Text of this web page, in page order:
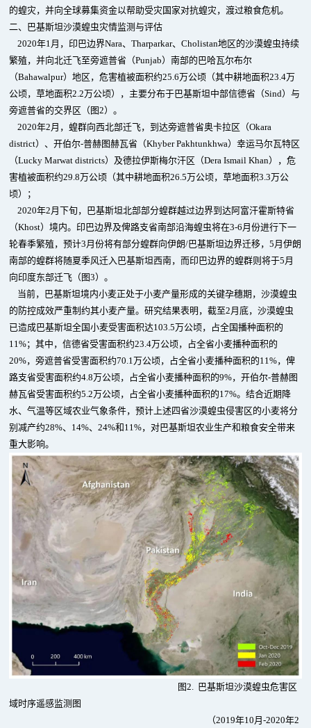
的蝗灾，并向全球募集资金以帮助受灾国家对抗蝗灾，渡过粮食危机。
二、巴基斯坦沙漠蝗虫灾情监测与评估
2020年1月，印巴边界Nara、Tharparkar、Cholistan地区的沙漠蝗虫持续
繁殖，并向北迁飞至旁遮普省（Punjab）南部的巴哈瓦尔布尔
（Bahawalpur）地区，危害植被面积约25.6万公顷（其中耕地面积23.4万
公顷，草地面积2.2万公顷），主要分布于巴基斯坦中部信德省（Sind）与
旁遮普省的交界区（图2）。
2020年2月，蝗群向西北部迁飞，到达旁遮普省奥卡拉区（Okara
district）、开伯尔-普赫图赫瓦省（Khyber Pakhtunkhwa）幸运马尔瓦特区
（Lucky Marwat districts）及德拉伊斯梅尔汗区（Dera Ismail Khan），危
害植被面积约29.8万公顷（其中耕地面积26.5万公顷，草地面积3.3万公
顷）；
2020年2月下旬，巴基斯坦北部部分蝗群越过边界到达阿富汗霍斯特省
（Khost）境内。印巴边界及俾路支省南部沿海蝗虫将在3-6月份进行下一
轮春季繁殖，预计3月份将有部分蝗群向伊朗/巴基斯坦边界迁移，5月伊朗
南部的蝗群将随夏季风迁入巴基斯坦西南，而印巴边界的蝗群则将于5月
向印度东部迁飞（图3）。
当前，巴基斯坦境内小麦正处于小麦产量形成的关键孕穗期，沙漠蝗虫
的防控成效严重制约其小麦产量。研究结果表明，截至2月底，沙漠蝗虫
已造成巴基斯坦全国小麦受害面积达103.5万公顷，占全国播种面积的
11%；其中，信德省受害面积约23.4万公顷，占全省小麦播种面积的
20%，旁遮普省受害面积约70.1万公顷，占全省小麦播种面积的11%，俾
路支省受害面积约4.8万公顷，占全省小麦播种面积的9%，开伯尔-普赫图
赫瓦省受害面积约5.2万公顷，占全省小麦播种面积的17%。结合近期降
水、气温等区域农业气象条件，预计上述四省沙漠蝗虫侵害区的小麦将分
别减产约28%、14%、24%和11%，对巴基斯坦农业生产和粮食安全带来
重大影响。
图2. 巴基斯坦沙漠蝗虫危害区
域时序遥感监测图
（2019年10月-2020年2